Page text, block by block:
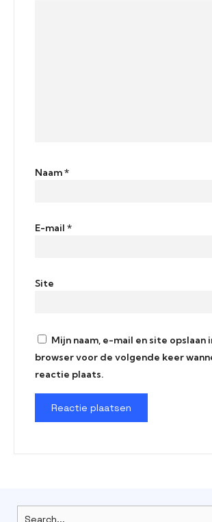
Naam*
E-mail *
Site
Mijn naam, e-mail en site opslaan
browser voor de volgende keer
reactie plaats.